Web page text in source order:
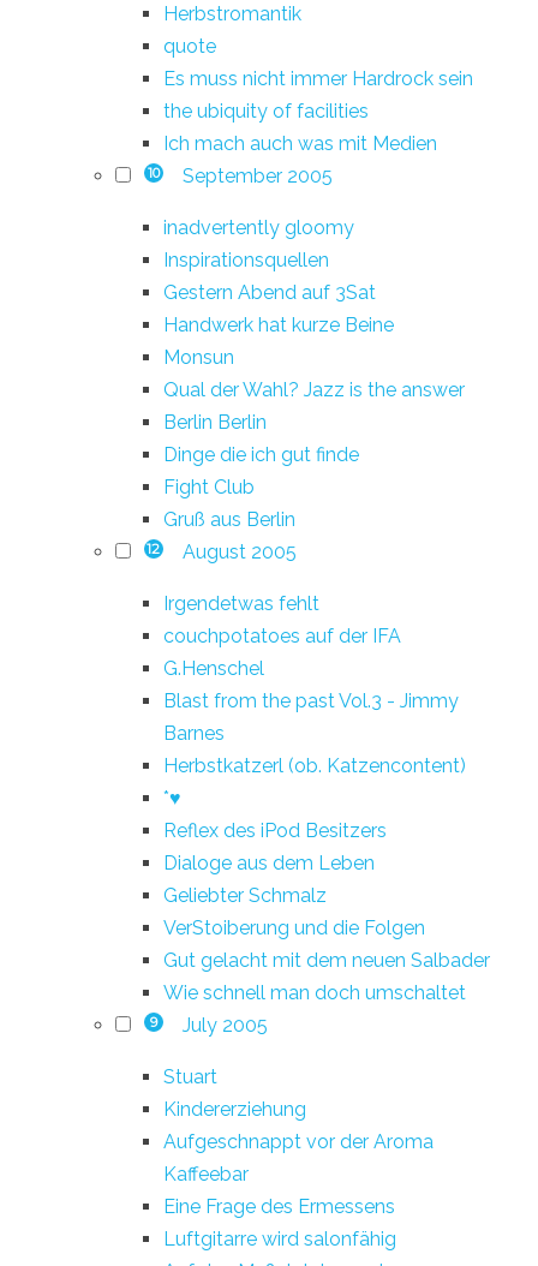
Herbstromantik
quote
Es muss nicht immer Hardrock sein
the ubiquity of facilities
Ich mach auch was mit Medien
10 September 2005
inadvertently gloomy
Inspirationsquellen
Gestern Abend auf 3Sat
Handwerk hat kurze Beine
Monsun
Qual der Wahl? Jazz is the answer
Berlin Berlin
Dinge die ich gut finde
Fight Club
Gruß aus Berlin
12 August 2005
Irgendetwas fehlt
couchpotatoes auf der IFA
G.Henschel
Blast from the past Vol.3 - Jimmy
Barnes
Herbstkatzerl (ob. Katzencontent)
*♥
Reflex des iPod Besitzers
Dialoge aus dem Leben
Geliebter Schmalz
VerStoiberung und die Folgen
Gut gelacht mit dem neuen Salbader
Wie schnell man doch umschaltet
9 July 2005
Stuart
Kindererziehung
Aufgeschnappt vor der Aroma
Kaffeebar
Eine Frage des Ermessens
Luftgitarre wird salonfähig